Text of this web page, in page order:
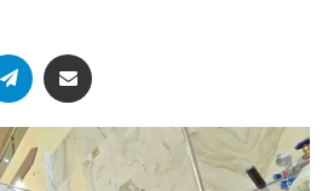
Telegram